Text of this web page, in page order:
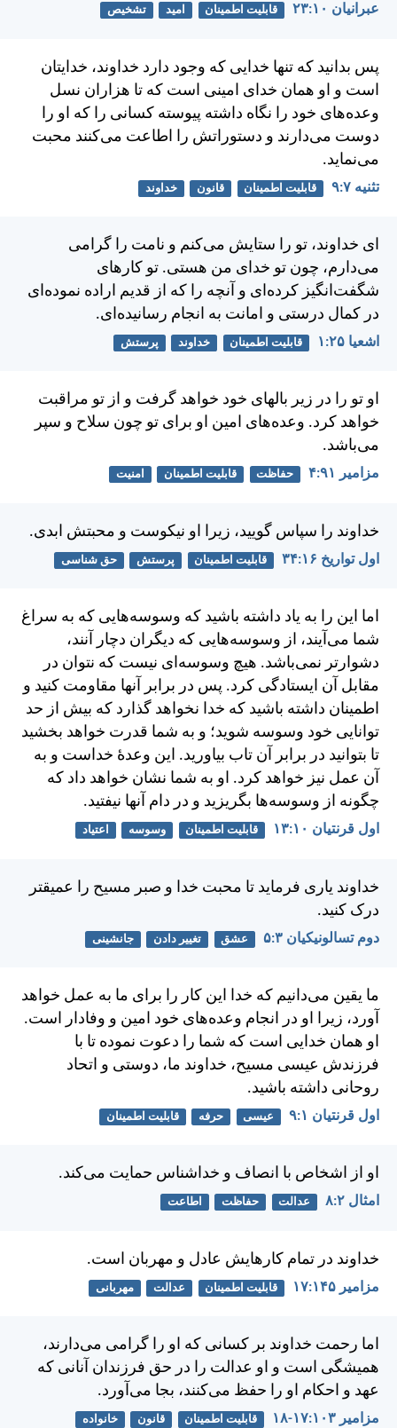
عبرانيان ۱۰:‏۲۳ قابلیت اطمینان امید تشخیص
پس بدانيد كه تنها خدايی كه وجود دارد خداوند، خدايتان
است و او همان خدای امينی است كه تا هزاران نسل
وعده‌های خود را نگاه داشته پيوسته كسانی را كه او را
دوست می‌دارند و دستوراتش را اطاعت می‌كنند محبت
می‌نمايد.
تثنيه ۷:‏۹ قابلیت اطمینان قانون خداوند
ای خداوند، تو را ستايش می‌كنم و نامت را گرامی
می‌دارم، چون تو خدای من هستی. تو كارهای
شگفت‌انگيز كرده‌ای و آنچه را كه از قديم اراده نموده‌ای
در كمال درستی و امانت به انجام رسانيده‌ای.
اشعيا ۲۵:‏۱ قابلیت اطمینان خداوند پرستش
او تو را در زير بالهای خود خواهد گرفت و از تو مراقبت
خواهد كرد. وعده‌های امين او برای تو چون سلاح و سپر
می‌باشد.
مزامير ۹۱:‏۴ حفاظت قابلیت اطمینان امنیت
خداوند را سپاس گوييد، زيرا او نيكوست و محبتش ابدی.
اول تواريخ ۱۶:‏۳۴ قابلیت اطمینان پرستش حق شناسی
اما اين را به یاد داشته باشيد كه وسوسه‌هايی كه به سراغ
شما می‌آيند، از وسوسه‌هايی كه ديگران دچار آنند،
دشوارتر نمی‌باشد. هيچ وسوسه‌ای نيست كه نتوان در
مقابل آن ايستادگی كرد. پس در برابر آنها مقاومت كنيد و
اطمينان داشته باشيد كه خدا نخواهد گذارد كه بيش از حد
توانايی خود وسوسه شويد؛ و به شما قدرت خواهد بخشيد
تا بتوانيد در برابر آن تاب بياوريد. اين وعدهٔ خداست و به
آن عمل نيز خواهد كرد. او به شما نشان خواهد داد كه
چگونه از وسوسه‌ها بگريزيد و در دام آنها نيفتيد.
اول قرنتیان ۱۰:‏۱۳ قابلیت اطمینان وسوسه اعتیاد
خداوند ياری فرمايد تا محبت خدا و صبر مسيح را عميقتر
درک كنيد.
دوم تسالونيکیان ۳:‏۵ عشق تغییر دادن جانشینی
ما يقين می‌دانيم كه خدا اين كار را برای ما به عمل خواهد
آورد، زيرا او در انجام وعده‌های خود امين و وفادار است.
او همان خدايی است كه شما را دعوت نموده تا با
فرزندش عيسی مسيح، خداوند ما، دوستی و اتحاد
روحانی داشته باشيد.
اول قرنتیان ۱:‏۹ عیسی حرفه قابلیت اطمینان
او از اشخاص با انصاف و خداشناس حمايت می‌كند.
امثال ۲:‏۸ عدالت حفاظت اطاعت
خداوند در تمام كارهايش عادل و مهربان است.
مزامير ۱۴۵:‏۱۷ قابلیت اطمینان عدالت مهربانی
اما رحمت خداوند بر كسانی كه او را گرامی می‌دارند،
هميشگی است و او عدالت را در حق فرزندان آنانی كه
عهد و احكام او را حفظ می‌كنند، بجا می‌آورد.
مزامير ۱۰۳:‏۱۷-‏۱۸ قابلیت اطمینان قانون خانواده